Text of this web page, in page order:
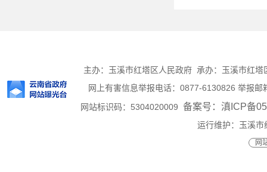
主办：玉溪市红塔区人民政府 承办：玉溪市红
网上有害信息举报电话：0877-6130826 举报邮
网站标识码：5304020009 备案号：滇ICP备
运行维护：玉溪
网